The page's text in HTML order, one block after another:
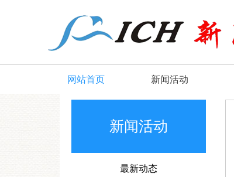
网站首页 新闻活动
新闻活动
最新动态